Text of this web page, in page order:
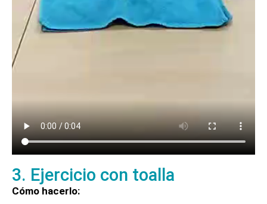
3. Ejercicio con toalla
Cómo hacerlo: